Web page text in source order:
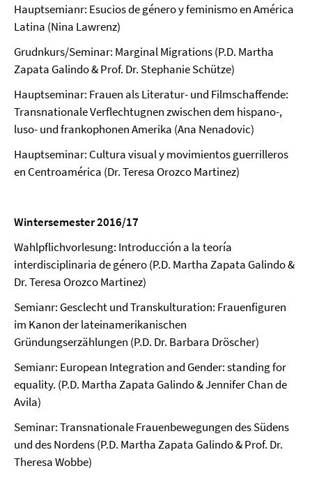
Hauptsemianr: Esucios de género y feminismo en América
Latina (Nina Lawrenz)
Grudnkurs/Seminar: Marginal Migrations (P.D. Martha
Zapata Galindo & Prof. Dr. Stephanie Schütze)
Hauptseminar: Frauen als Literatur- und Filmschaffende:
Transnationale Verflechtugnen zwischen dem hispano-,
luso- und frankophonen Amerika (Ana Nenadovic)
Hauptseminar: Cultura visual y movimientos guerrilleros
en Centroamérica (Dr. Teresa Orozco Martinez)
Wintersemester 2016/17
Wahlpflichvorlesung: Introducción a la teoría
interdisciplinaria de género (P.D. Martha Zapata Galindo &
Dr. Teresa Orozco Martinez)
Semianr: Gesclecht und Transkulturation: Frauenfiguren
im Kanon der lateinamerikanischen
Gründungserzählungen (P.D. Dr. Barbara Dröscher)
Semianr: European Integration and Gender: standing for
equality. (P.D. Martha Zapata Galindo & Jennifer Chan de
Avila)
Seminar: Transnationale Frauenbewegungen des Südens
und des Nordens (P.D. Martha Zapata Galindo & Prof. Dr.
Theresa Wobbe)